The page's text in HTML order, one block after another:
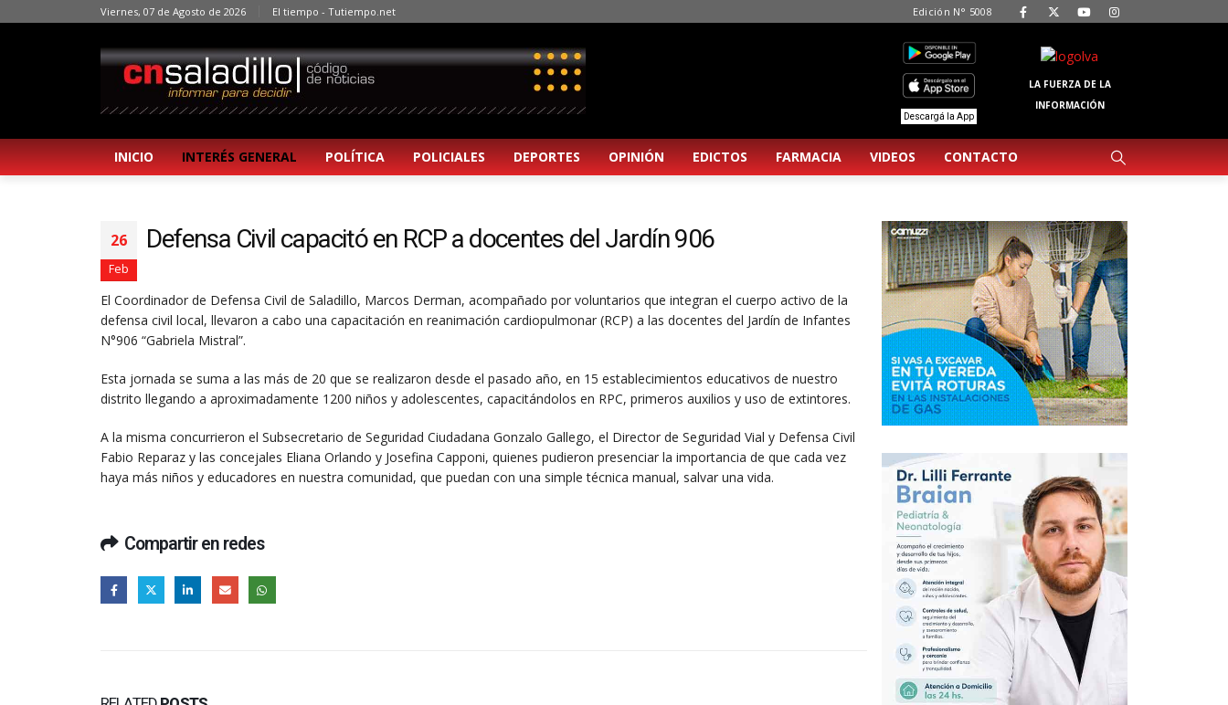
Viernes, 07 de Agosto de 2026 El tiempo - Tutiempo.net Edición N° 5008
Descargá la App
LA FUERZA DE LA
INFORMACIÓN
INICIO INTERÉS GENERAL POLÍTICA POLICIALES DEPORTES OPINIÓN EDICTOS FARMACIA VIDEOS CONTACTO
26
Feb
Defensa Civil capacitó en RCP a docentes del Jardín 906
El Coordinador de Defensa Civil de Saladillo, Marcos Derman, acompañado por voluntarios que integran el cuerpo activo de la
defensa civil local, llevaron a cabo una capacitación en reanimación cardiopulmonar (RCP) a las docentes del Jardín de Infantes
N°906 “Gabriela Mistral”.
Esta jornada se suma a las más de 20 que se realizaron desde el pasado año, en 15 establecimientos educativos de nuestro
distrito llegando a aproximadamente 1200 niños y adolescentes, capacitándolos en RPC, primeros auxilios y uso de extintores.
A la misma concurrieron el Subsecretario de Seguridad Ciudadana Gonzalo Gallego, el Director de Seguridad Vial y Defensa Civil
Fabio Reparaz y las concejales Eliana Orlando y Josefina Capponi, quienes pudieron presenciar la importancia de que cada vez
haya más niños y educadores en nuestra comunidad, que puedan con una simple técnica manual, salvar una vida.
Compartir en redes